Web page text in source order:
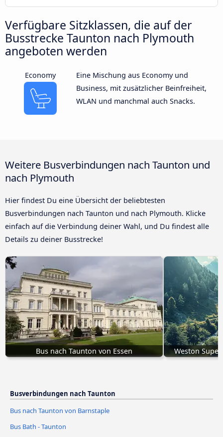
Verfügbare Sitzklassen, die auf der
Busstrecke Taunton nach Plymouth
angeboten werden
Economy
Eine Mischung aus Economy und
Business, mit zusätzlicher Beinfreiheit,
WLAN und manchmal auch Snacks.
Weitere Busverbindungen nach Taunton und
nach Plymouth
Hier findest Du eine Übersicht der beliebtesten
Busverbindungen nach Taunton und nach Plymouth. Klicke
einfach auf die Verbindung deiner Wahl, und Du findest alle
Details zu deiner Busstrecke!
Bus nach Taunton von Essen Weston
Busverbindungen nach Taunton
Bus nach Taunton von Barnstaple
Bus Bath - Taunton